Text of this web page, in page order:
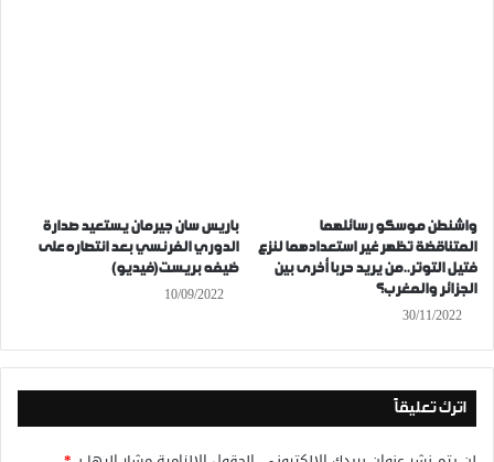
واشنطن موسكو رسائلهما
المتناقضة تظهر غير استعدادهما لنزع
فتيل التوتر..من يريد حربا أخرى بين
الجزائر والمغرب؟
30/11/2022
باريس سان جيرمان يستعيد صدارة
الدوري الفرنسي بعد انتصاره على
ضيفه بريست(فيديو)
10/09/2022
اترك تعليقاً